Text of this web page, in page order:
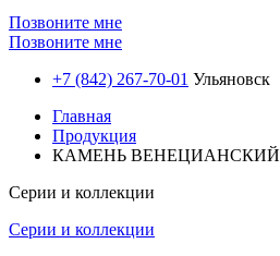
Позвоните мне
Позвоните мне
+7 (842) 267-70-01 Ульяновск
Главная
Продукция
КАМЕНЬ ВЕНЕЦИАНСКИЙ
Серии и коллекции
Серии и коллекции